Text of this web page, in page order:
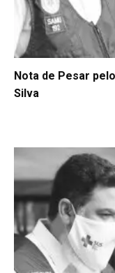
Nota de Pesar
Silva